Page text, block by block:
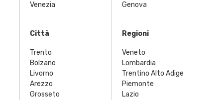
Venezia
Genova
Città
Trento
Bolzano
Livorno
Arezzo
Grosseto
Regioni
Veneto
Lombardia
Trentino Alto Adige
Piemonte
Lazio